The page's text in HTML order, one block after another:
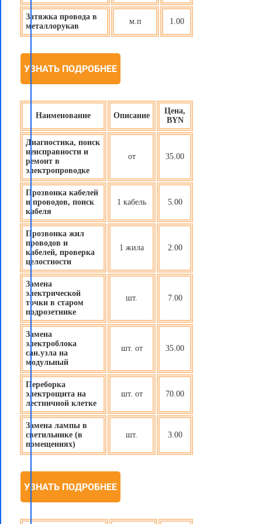
Затяжка провода в
металлорукав
м.п 1.00
УЗНАТЬ ПОДРОБНЕЕ
Наименование Описание
Цена,
BYN
Диагностика, поиск
неисправности и
ремонт в
электропроводке
от 35.00
Прозвонка кабелей
и проводов, поиск
кабеля
1 кабель 5.00
Прозвонка жил
проводов и
кабелей, проверка
целостности
1 жила 2.00
Замена
электрической
точки в старом
подрозетнике
шт. 7.00
Замена
электроблока
сан.узла на
модульный
шт. от 35.00
Переборка
электрощита на
лестничной клетке
шт. от 70.00
Замена лампы в
светильнике (в
помещениях)
шт. 3.00
УЗНАТЬ ПОДРОБНЕЕ